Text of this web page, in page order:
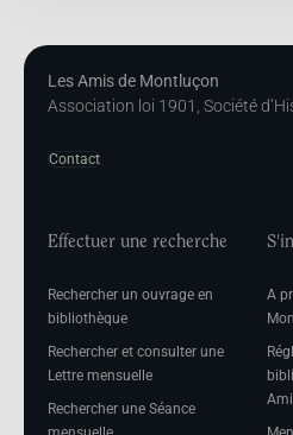
Les Amis de Montluçon
Association loi 1901, Société
Contact
Effectuer une recherche
Rechercher un ouvrage en
bibliothèque
Rechercher et consulter une
Lettre mensuelle
Rechercher une Séance
A